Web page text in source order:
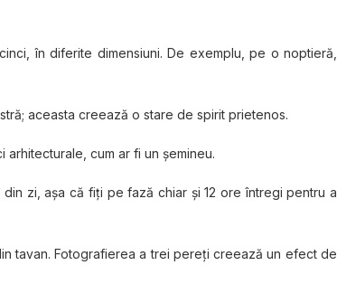
în diferite dimensiuni. De exemplu, pe o noptieră,
aceasta creează o stare de spirit prietenos.
cum ar fi un șemineu.
zi, aşa că fiţi pe fază chiar şi 12 ore întregi pentru a
tavan. Fotografierea a trei pereți creează un efect de